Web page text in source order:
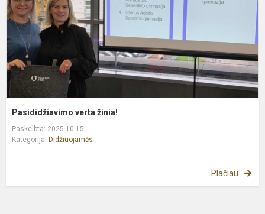
Pasididžiavimo verta žinia!
Paskelbta: 2025-10-15
Kategorija: Didžiuojamės
Plačiau